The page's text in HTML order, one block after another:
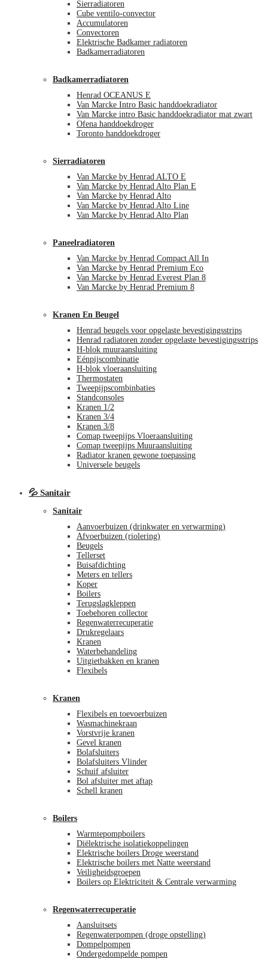
Sierradiatoren
Cube ventilo-convector
Accumulatoren
Convectoren
Elektrische Badkamer radiatoren
Badkamerradiatoren
Badkamerradiatoren
Henrad OCEANUS E
Van Marcke Intro Basic handdoekradiator
Van Marcke intro Basic handdoekradiator mat zwart
Ofena handdoekdroger
Toronto handdoekdroger
Sierradiatoren
Van Marcke by Henrad ALTO E
Van Marcke by Henrad Alto Plan E
Van Marcke by Henrad Alto
Van Marcke by Henrad Alto Line
Van Marcke by Henrad Alto Plan
Paneelradiatoren
Van Marcke by Henrad Compact All In
Van Marcke by Henrad Premium Eco
Van Marcke by Henrad Everest Plan 8
Van Marcke by Henrad Premium 8
Kranen En Beugel
Henrad beugels voor opgelaste bevestigingsstrips
Henrad radiatoren zonder opgelaste bevestigingsstrips
H-blok muuraansluiting
Eénpijscombinatie
H-blok vloeraansluiting
Thermostaten
Tweepijpscombinbaties
Standconsoles
Kranen 1/2
Kranen 3/4
Kranen 3/8
Comap tweepijps Vloeraansluiting
Comap tweepijps Muuraansluiting
Radiator kranen gewone toepassing
Universele beugels
💦 Sanitair
Sanitair
Aanvoerbuizen (drinkwater en verwarming)
Afvoerbuizen (riolering)
Beugels
Tellerset
Buisafdichting
Meters en tellers
Koper
Boilers
Terugslagkleppen
Toebehoren collector
Regenwaterrecuperatie
Drukregelaars
Kranen
Waterbehandeling
Uitgietbakken en kranen
Flexibels
Kranen
Flexibels en toevoerbuizen
Wasmachinekraan
Vorstvrije kranen
Gevel kranen
Bolafsluiters
Bolafsluiters Vlinder
Schuif afsluiter
Bol afsluiter met aftap
Schell kranen
Boilers
Warmtepompboilers
Diëlektrische isolatiekoppelingen
Elektrische boilers Droge weerstand
Elektrische boilers met Natte weerstand
Veiligheidsgroepen
Boilers op Elektriciteit & Centrale verwarming
Regenwaterrecuperatie
Aansluitsets
Regenwaterpompen (droge opstelling)
Dompelpompen
Ondergedompelde pompen